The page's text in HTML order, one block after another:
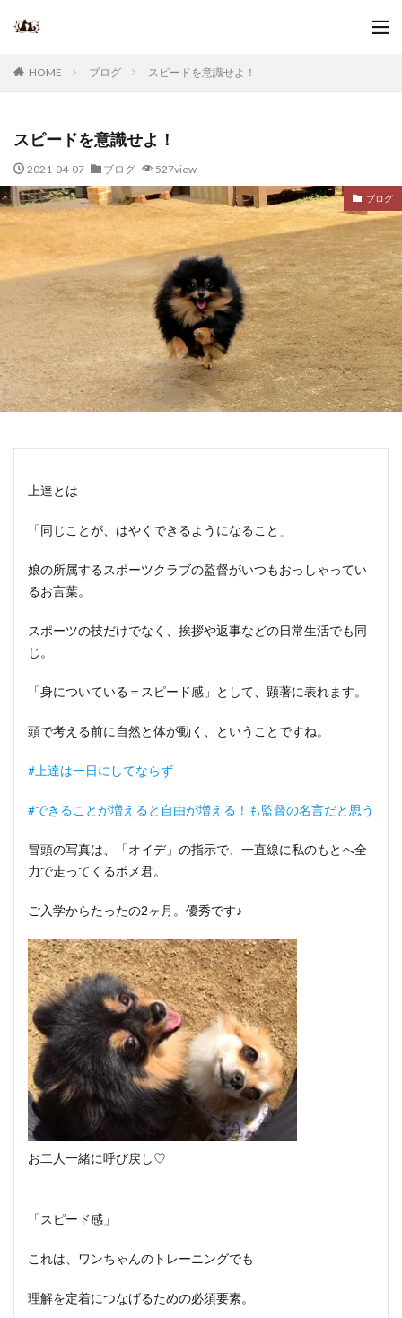
HOME ブログ スピードを意識せよ！
スピードを意識せよ！
2021-04-07 ブログ 527view
ブログ
上達とは
「同じことが、はやくできるようになること」
娘の所属するスポーツクラブの監督がいつもおっしゃってい
るお言葉。
スポーツの技だけでなく、挨拶や返事などの日常生活でも同
じ。
「身についている＝スピード感」として、顕著に表れます。
頭で考える前に自然と体が動く、ということですね。
#上達は一日にしてならず
#できることが増えると自由が増える！も監督の名言だと思う
冒頭の写真は、「オイデ」の指示で、一直線に私のもとへ全
力で走ってくるポメ君。
ご入学からたったの2ヶ月。優秀です♪
お二人一緒に呼び戻し♡
「スピード感」
これは、ワンちゃんのトレーニングでも
理解を定着につなげるための必須要素。